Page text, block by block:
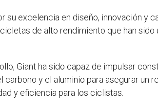
su excelencia en diseño, innovación
de alto rendimiento que han
Giant ha sido capaz de impulsar
y el aluminio para asegurar un
y eficiencia para los ciclistas.